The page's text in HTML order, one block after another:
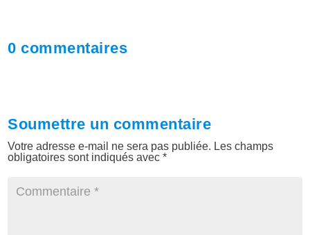
0 commentaires
Soumettre un commentaire
Votre adresse e-mail ne sera pas publiée. Les champs
obligatoires sont indiqués avec*